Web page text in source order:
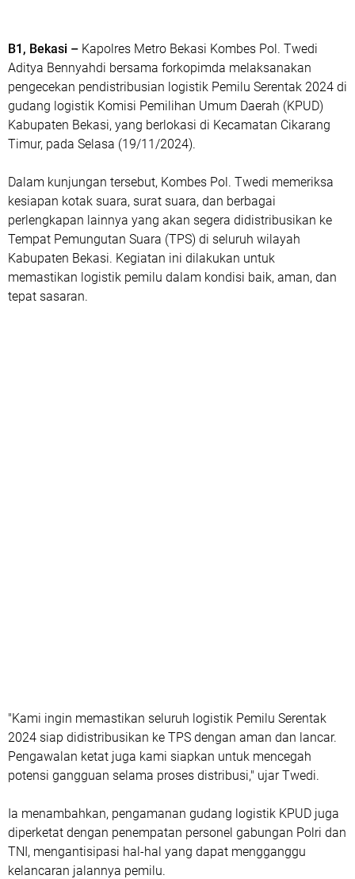
B1, Bekasi – Kapolres Metro Bekasi Kombes Pol. Twedi
Aditya Bennyahdi bersama forkopimda melaksanakan
pengecekan pendistribusian logistik Pemilu Serentak 2024 di
gudang logistik Komisi Pemilihan Umum Daerah (KPUD)
Kabupaten Bekasi, yang berlokasi di Kecamatan Cikarang
Timur, pada Selasa (19/11/2024).
Dalam kunjungan tersebut, Kombes Pol. Twedi memeriksa
kesiapan kotak suara, surat suara, dan berbagai
perlengkapan lainnya yang akan segera didistribusikan ke
Tempat Pemungutan Suara (TPS) di seluruh wilayah
Kabupaten Bekasi. Kegiatan ini dilakukan untuk
memastikan logistik pemilu dalam kondisi baik, aman, dan
tepat sasaran.
"Kami ingin memastikan seluruh logistik Pemilu Serentak
2024 siap didistribusikan ke TPS dengan aman dan lancar.
Pengawalan ketat juga kami siapkan untuk mencegah
potensi gangguan selama proses distribusi," ujar Twedi.
Ia menambahkan, pengamanan gudang logistik KPUD juga
diperketat dengan penempatan personel gabungan Polri dan
TNI, mengantisipasi hal-hal yang dapat mengganggu
kelancaran jalannya pemilu.